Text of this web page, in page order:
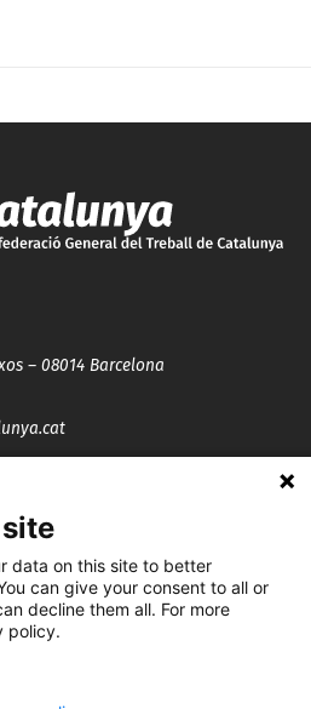
– 08014 Barcelona
data on this site to better
can give your consent to all or
decline them all. For more
policy.